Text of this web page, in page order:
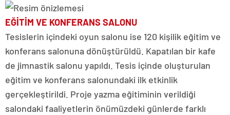
EĞİTİM VE KONFERANS SALONU
Tesislerin içindeki oyun salonu ise 120 kişilik eğitim ve
konferans salonuna dönüştürüldü. Kapatılan bir kafe
de jimnastik salonu yapıldı. Tesis içinde oluşturulan
eğitim ve konferans salonundaki ilk etkinlik
gerçekleştirildi. Proje yazma eğitiminin verildiği
salondaki faaliyetlerin önümüzdeki günlerde farklı